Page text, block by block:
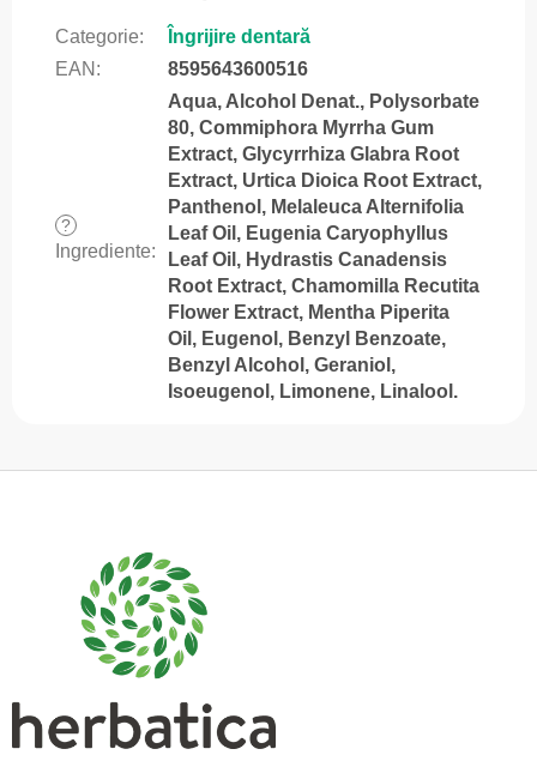
Categorie:
Îngrijire dentară
EAN : 8595643600516
?
Ingrediente:
Aqua, Alcohol Denat., Polysorbate
80, Commiphora Myrrha Gum
Extract, Glycyrrhiza Glabra Root
Extract, Urtica Dioica Root Extract,
Panthenol, Melaleuca Alternifolia
Leaf Oil, Eugenia Caryophyllus
Leaf Oil, Hydrastis Canadensis
Root Extract, Chamomilla Recutita
Flower Extract, Mentha Piperita
Oil, Eugenol, Benzyl Benzoate,
Benzyl Alcohol, Geraniol,
Isoeugenol, Limonene, Linalool.